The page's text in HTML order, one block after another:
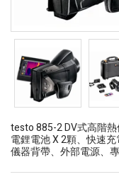
testo 885-2 DV式高階
電鋰電池 X 2顆、快速充
儀器背帶、外部電源、